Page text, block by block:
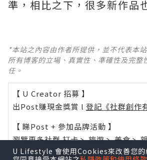
準，相比之下，很多新作品
*本站之內容由作者所提供，並不代表本
所有博客的立場、真實性、準確性及完整
任。
【 U Creator 招募 】
出Post賺現金獎賞 l 登記《社群創作
【 睇Post + 參加品牌活動 】
瀏覽更多社群打卡丶旅遊丶美食丶
攻略及活動情報
U Lifestyle 會使用Cookies來改善您的